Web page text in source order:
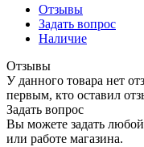
Отзывы
Задать вопрос
Наличие
Отзывы
У данного товара нет
первым, кто оставил
Задать вопрос
Вы можете задать
или работе магазина.